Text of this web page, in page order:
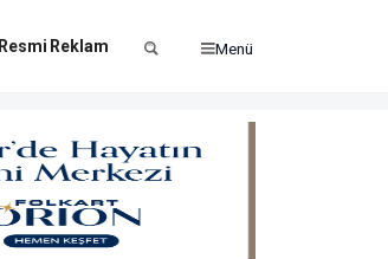
Resmi Reklam Menü